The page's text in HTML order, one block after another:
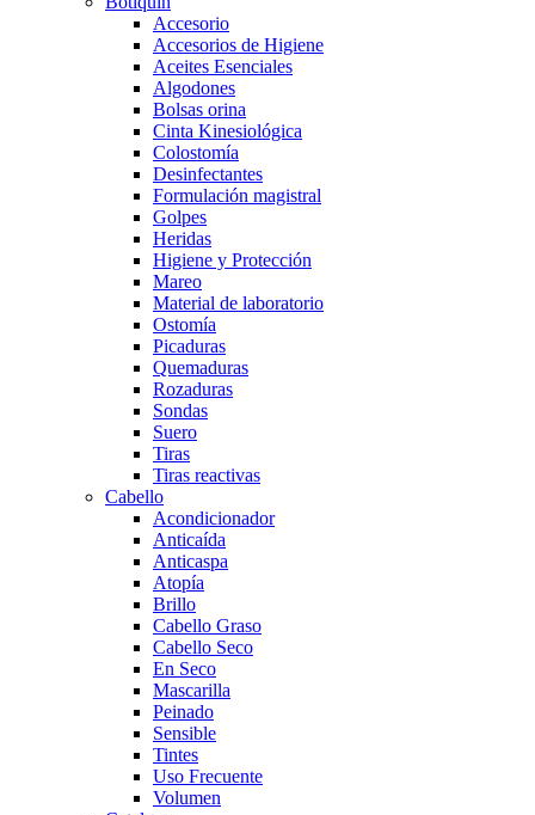
Accesorio
Accesorios de Higiene
Aceites Esenciales
Algodones
Bolsas orina
Cinta Kinesiológica
Colostomía
Desinfectantes
Formulación magistral
Golpes
Heridas
Higiene y Protección
Mareo
Material de laboratorio
Ostomía
Picaduras
Quemaduras
Rozaduras
Sondas
Suero
Tiras
Tiras reactivas
Cabello
Acondicionador
Anticaída
Anticaspa
Atopía
Brillo
Cabello Graso
Cabello Seco
En Seco
Mascarilla
Peinado
Sensible
Tintes
Uso Frecuente
Volumen